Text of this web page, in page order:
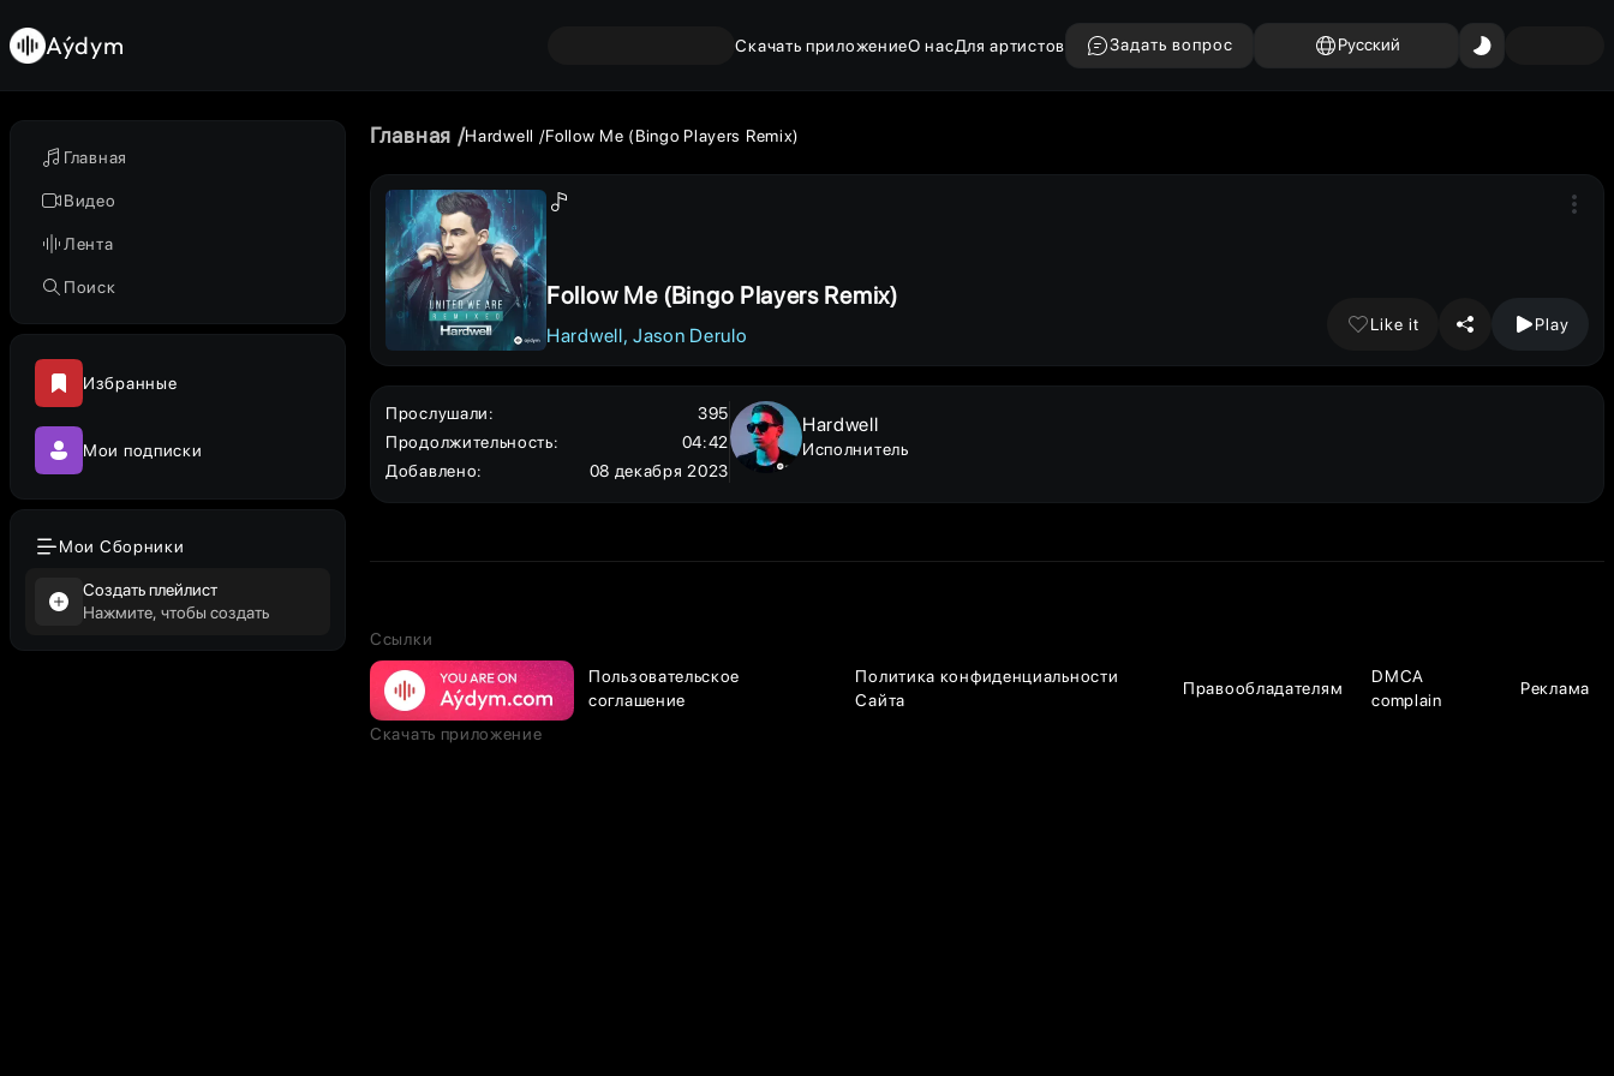
Главная
Видео
Лента
Поиск
Избранные
Мои подписки
Мои Сборники
Создать плейлист
Нажмите, чтобы создать
Aýdym Скачать приложениеО насДля артистов Задать вопрос Русский
Главная Hardwell Follow Me (Bingo Players Remix)
Follow Me (Bingo Players Remix)
Hardwell Jason Derulo
Like it Play
Прослушали:
395
Продолжительность:
04:42
Добавлено: 08 декабря 2023
Hardwell
Исполнитель
Ссылки
Пользовательское
соглашение
Политика конфиденциальности
Сайта
Правообладателям
DMCA
complain
Реклама
Скачать приложение